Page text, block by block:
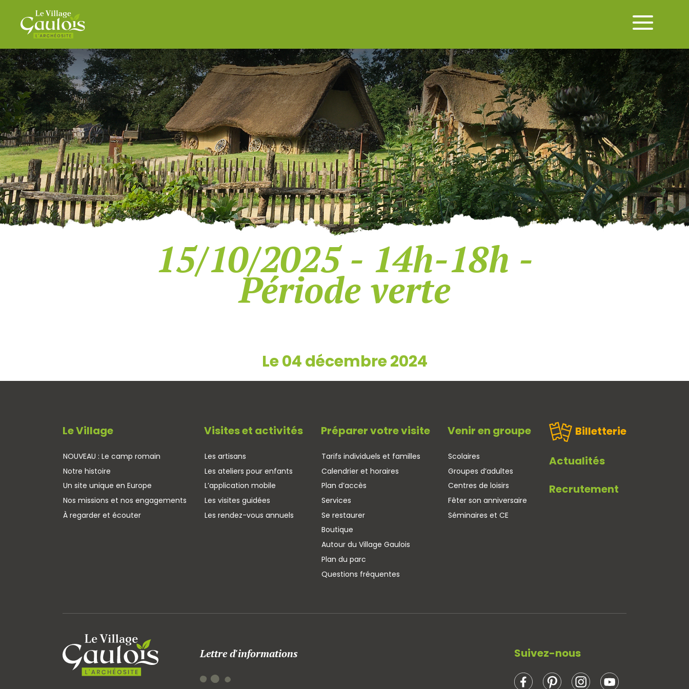
15/10/2025 - 14h-18h -
Période verte
Le 04 décembre 2024
Le Village
NOUVEAU : Le camp romain
Notre histoire
Un site unique en Europe
Nos missions et nos engagements
À regarder et écouter
Visites et activités
Les artisans
Les ateliers pour enfants
L’application mobile
Les visites guidées
Les rendez-vous annuels
Préparer votre visite
Tarifs individuels et familles
Calendrier et horaires
Plan d’accès
Services
Se restaurer
Boutique
Autour du Village Gaulois
Plan du parc
Questions fréquentes
Venir en groupe
Scolaires
Groupes d’adultes
Centres de loisirs
Fêter son anniversaire
Séminaires et CE
Billetterie
Actualités
Recrutement
Lettre d'informations Suivez-nous